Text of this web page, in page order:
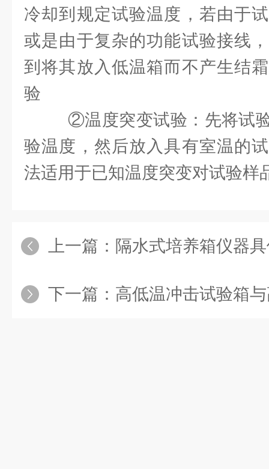
冷却到规定试验温度，若由于
或是由于复杂的功能试验接线
到将其放入低温箱而不产生结
验
②温度突变试验：先将试
验温度，然后放入具有室温的
法适用于已知温度突变对试验样
上一篇： 隔水式培养箱仪器
下一篇： 高低温冲击试验箱与高低温